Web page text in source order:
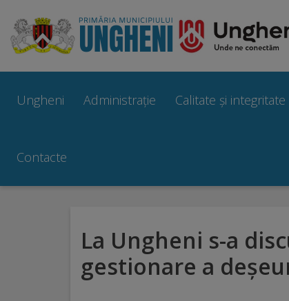
Ungheni
Prezentare
Simbolurile
orașului
brand
Ungheni Administrație Calitate și integritate
Contacte
La Ungheni s-a
gestionare a